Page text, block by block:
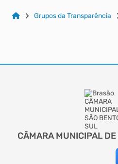
Cidadão
Mapa do Site
Grupos da Transparência
CÂMARA MUNICIPAL